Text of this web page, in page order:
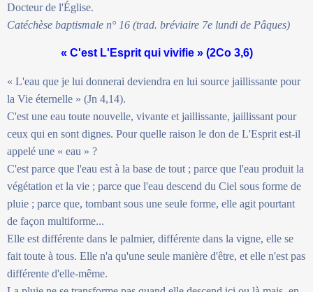
Docteur de l'Église.
Catéchèse baptismale n° 16 (trad. bréviaire 7e lundi de Pâques)
« C'est L'Esprit qui vivifie » (2Co 3,6)
« L'eau que je lui donnerai deviendra en lui source jaillissante pour
la Vie éternelle » (Jn 4,14).
C'est une eau toute nouvelle, vivante et jaillissante, jaillissant pour
ceux qui en sont dignes. Pour quelle raison le don de L'Esprit est-il
appelé une « eau » ?
C'est parce que l'eau est à la base de tout ; parce que l'eau produit la
végétation et la vie ; parce que l'eau descend du Ciel sous forme de
pluie ; parce que, tombant sous une seule forme, elle agit pourtant
de façon multiforme...
Elle est différente dans le palmier, différente dans la vigne, elle se
fait toute à tous. Elle n'a qu'une seule manière d'être, et elle n'est pas
différente d'elle-même.